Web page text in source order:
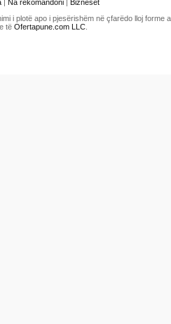
| Na rekomandoni | Bizneset
i plotë apo i pjesërishëm në çfarëdo lloj forme
të Ofertapune.com LLC